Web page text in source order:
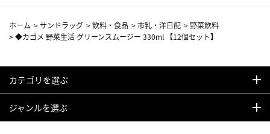
ホーム >サンドラッグ >飲料・食品 >市乳・洋日配 >野菜飲料
>◆カゴメ 野菜生活 グリーンスムージー 330ml 【12個セット】
カテゴリを選ぶ
ジャンルを選ぶ